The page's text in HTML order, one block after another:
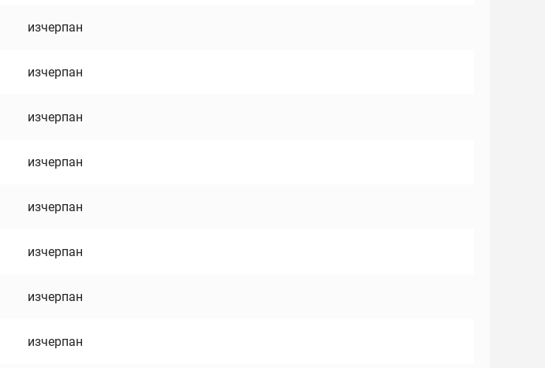
изчерпан
изчерпан
изчерпан
изчерпан
изчерпан
изчерпан
изчерпан
изчерпан